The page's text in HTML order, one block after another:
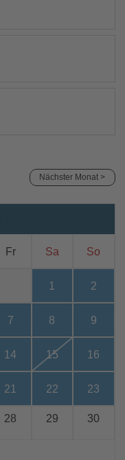
Nächster Monat >
Fr Sa So
1 2
7 8 9
14 15 16
21 22 23
28 29 30